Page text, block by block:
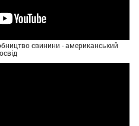
свинини - американський